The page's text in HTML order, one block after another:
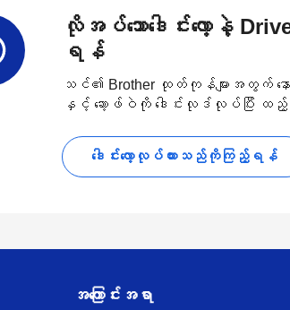
လိုအပ်သောဒေါင်းလော့နဲ့
ရန်
သင်၏ Brother ထုတ်ကုန်များအတွက် နောက်ဆုံ
နှင့် ဆော့ဖ်ဝဲကို ဒေါင်းလုဒ်လုပ်ပြီး ထည့်
ဒေါင်းလော့လုပ်ထားသည်ကိုကြည့်ရန်
အကြောင်းအရာ